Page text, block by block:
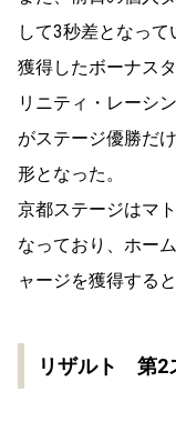
して3秒差となっ
獲得したボーナス
リニティ・レーシ
がステージ優勝だ
形となった。
京都ステージはマ
なっており、ホー
ャージを獲得する
リザルト 第2